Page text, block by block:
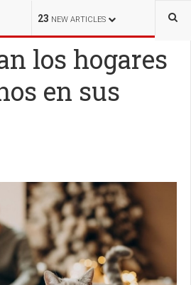
23 NEW ARTICLES
los hogares
en sus